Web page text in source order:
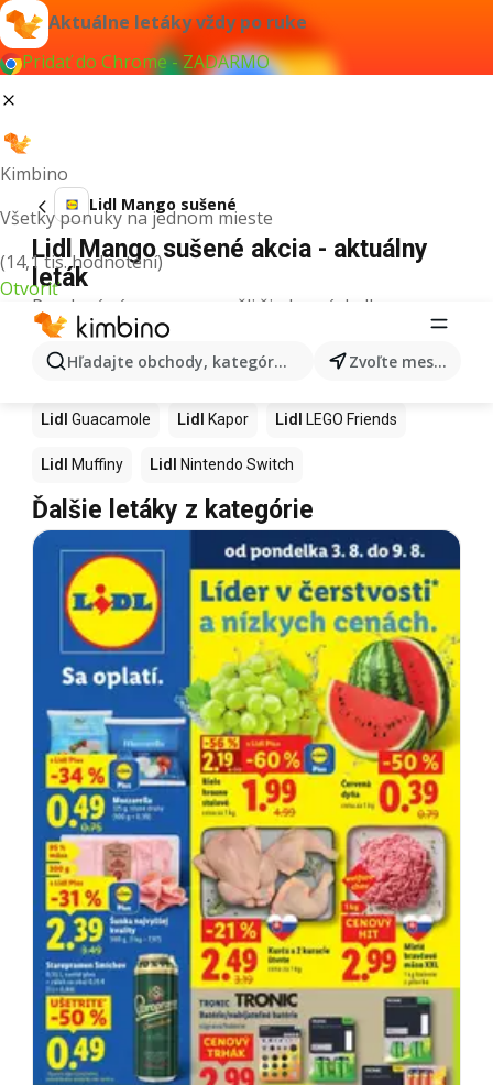
Aktuálne letáky vždy po ruke
Pridať do Chrome - ZADARMO
Kimbino
Všetky ponuky na jednom mieste
(14,1 tis. hodnotení)
Otvoriť
Hľadajte obchody, kategórie, produkty... Zvoľte mesto
Lidl Mango sušené
Lidl Mango sušené akcia - aktuálny
leták
Pre daný výraz sme nenašli žiadne výsledky.
Ďalšie produkty v obchodoch Lidl
Lidl Hurmikaki Ashwagandha Lidl
Lidl Guacamole Lidl Kapor Lidl LEGO Friends
Lidl Muffiny Lidl Nintendo Switch
Ďalšie letáky z kategórie